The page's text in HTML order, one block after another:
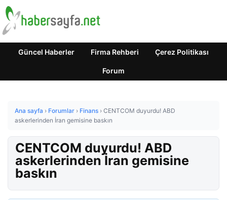
Güncel Haberler Firma Rehberi Çerez Politikası
Forum
Ana sayfa › Forumlar › Finans › CENTCOM duyurdu! ABD
askerlerinden İran gemisine baskın
CENTCOM duyurdu! ABD
askerlerinden İran gemisine
baskın